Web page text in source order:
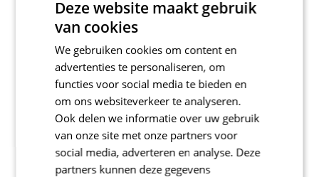
Deze website maakt gebruik
van cookies
We gebruiken cookies om content en
advertenties te personaliseren, om
functies voor social media te bieden en
om ons websiteverkeer te analyseren.
Ook delen we informatie over uw gebruik
van onze site met onze partners voor
social media, adverteren en analyse. Deze
partners kunnen deze gegevens